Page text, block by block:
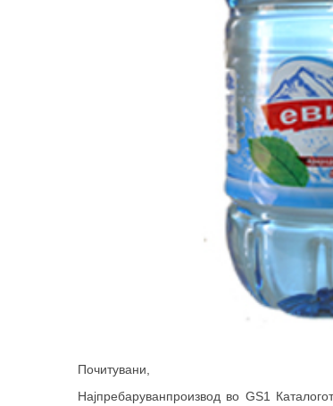
Почитувани,
Најпребаруванпроизвод во GS1